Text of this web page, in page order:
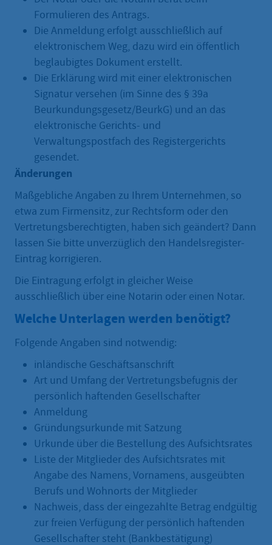
Formulieren des Antrags.
Die Anmeldung erfolgt ausschließlich auf
elektronischem Weg, dazu wird ein öffentlich
beglaubigtes Dokument erstellt.
Die Erklärung wird mit einer elektronischen
Signatur versehen (im Sinne des § 39a
Beurkundungsgesetz/BeurkG) und an das
elektronische Gerichts- und
Verwaltungspostfach des Registergerichts
gesendet.
Änderungen
Maßgebliche Angaben zu Ihrem Unternehmen, so
etwa zum Firmensitz, zur Rechtsform oder den
Vertretungsberechtigten, haben sich geändert? Dann
lassen Sie bitte unverzüglich den Handelsregister-
Eintrag korrigieren.
Die Eintragung erfolgt in gleicher Weise
ausschließlich über eine Notarin oder einen Notar.
Welche Unterlagen werden benötigt?
Folgende Angaben sind notwendig:
inländische Geschäftsanschrift
Art und Umfang der Vertretungsbefugnis der
persönlich haftenden Gesellschafter
Anmeldung
Gründungsurkunde mit Satzung
Urkunde über die Bestellung des Aufsichtsrates
Liste der Mitglieder des Aufsichtsrates mit
Angabe des Namens, Vornamens, ausgeübten
Berufs und Wohnorts der Mitglieder
Nachweis, dass der eingezahlte Betrag endgültig
zur freien Verfügung der persönlich haftenden
Gesellschafter steht (Bankbestätigung)